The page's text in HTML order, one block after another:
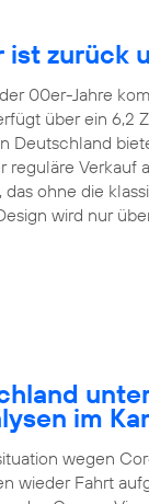
ist zurück
00er-Jahre
über ein 6,2
Deutschland
Verkauf
ohne die
wird nur
im
wegen
wieder Fahrt